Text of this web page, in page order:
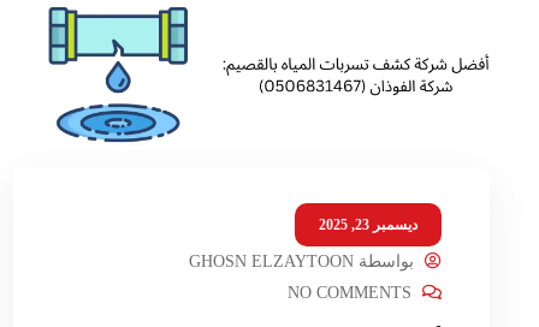
ديسمبر 23, 2025
بواسطةGHOSN ELZAYTOON
NO COMMENTS